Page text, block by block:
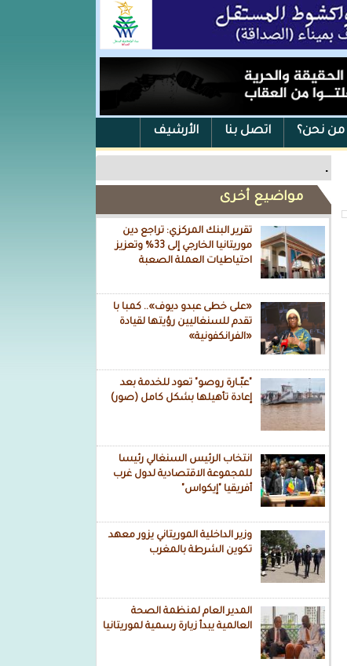
من نحن؟ اتصل بنا الأرشيف
.
مواضيع أخرى
تقرير البنك المركزي: تراجع دين
موريتانيا الخارجي إلى 33% وتعزيز
احتياطيات العملة الصعبة
«على خطى عبدو ديوف».. كمبا با
تقدم للسنغاليين رؤيتها لقيادة
«الفرانكفونية»
"عبّـارة روصو" تعود للخدمة بعد
إعادة تأهيلها بشكل كامل (صور)
انتخاب الرئيس السنغالي رئيسا
للمجموعة الاقتصادية لدول غرب
أفريقيا "إيكواس"
وزير الداخلية الموريتاني يزور معهد
تكوين الشرطة بالمغرب
المدير العام لمنظمة الصحة
العالمية يبدأ زيارة رسمية لموريتانيا